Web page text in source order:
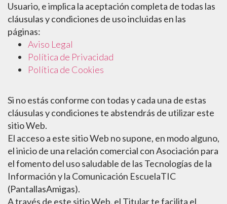
Usuario, e implica la aceptación completa de todas las
cláusulas y condiciones de uso incluidas en las
páginas:
Aviso Legal
Política de Privacidad
Política de Cookies
Si no estás conforme con todas y cada una de estas
cláusulas y condiciones te abstendrás de utilizar este
sitio Web.
El acceso a este sitio Web no supone, en modo alguno,
el inicio de una relación comercial con Asociación para
el fomento del uso saludable de las Tecnologías de la
Información y la Comunicación EscuelaTIC
(PantallasAmigas).
A través de este sitio Web, el Titular te facilita el